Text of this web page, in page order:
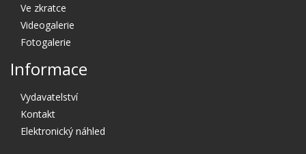
Ve zkratce
Videogalerie
Fotogalerie
Informace
Vydavatelství
Kontakt
Elektronický náhled